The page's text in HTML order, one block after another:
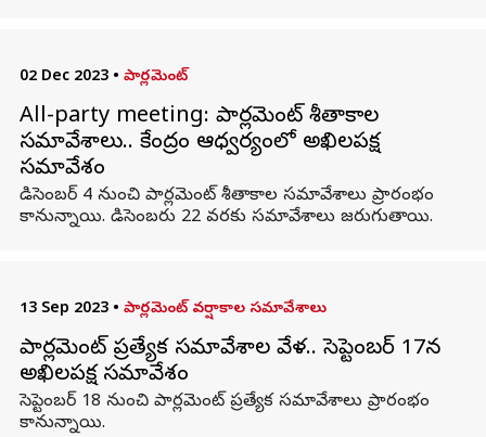
02 Dec 2023 • పార్లమెంట్
All-party meeting: పార్లమెంట్ శీతాకాల
సమావేశాలు.. కేంద్రం ఆధ్వర్యంలో అఖిలపక్ష
సమావేశం
డిసెంబర్ 4 నుంచి పార్లమెంట్ శీతాకాల సమావేశాలు ప్రారంభం
కానున్నాయి. డిసెంబరు 22 వరకు సమావేశాలు జరుగుతాయి.
13 Sep 2023 • పార్లమెంట్ వర్షాకాల సమావేశాలు
పార్లమెంట్ ప్రత్యేక సమావేశాల వేళ.. సెప్టెంబర్ 17న
అఖిలపక్ష సమావేశం
సెప్టెంబర్ 18 నుంచి పార్లమెంట్ ప్రత్యేక సమావేశాలు ప్రారంభం
కానున్నాయి.